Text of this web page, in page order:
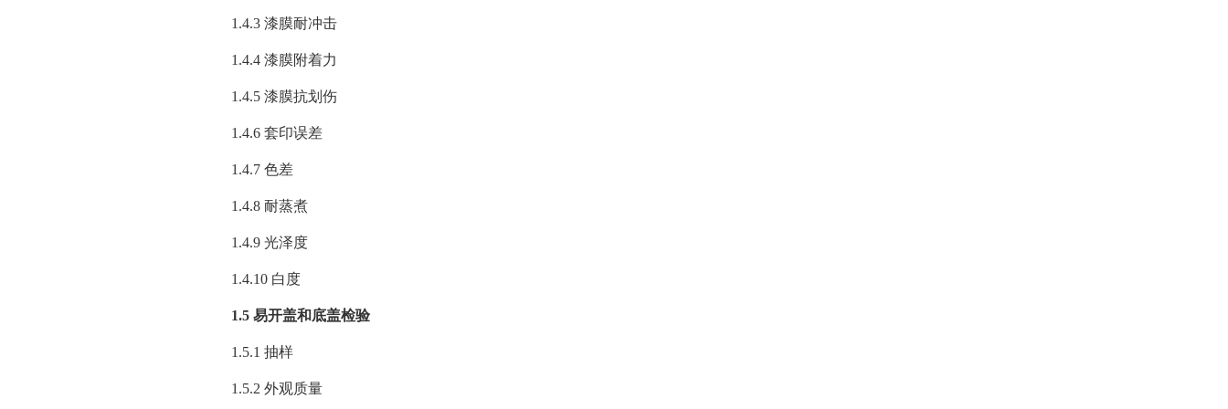
1.4.3 漆膜耐冲击
1.4.4 漆膜附着力
1.4.5 漆膜抗划伤
1.4.6 套印误差
1.4.7 色差
1.4.8 耐蒸煮
1.4.9 光泽度
1.4.10 白度
1.5 易开盖和底盖检验
1.5.1 抽样
1.5.2 外观质量